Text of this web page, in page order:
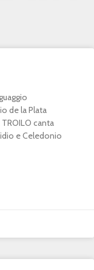
de la Plata
TROILO canta
e Celedonio